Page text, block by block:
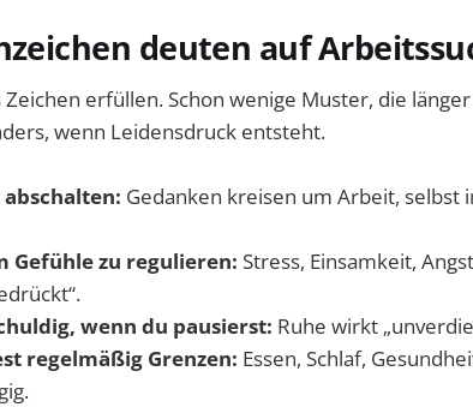
deuten auf
erfüllen. Schon wenige Muster, die
wenn Leidensdruck entsteht.
Gedanken kreisen um Arbeit, selbst
Gefühle zu regulieren: Stress, Einsamkeit,
wenn du pausierst: Ruhe wirkt
regelmäßig Grenzen: Essen, Schlaf,